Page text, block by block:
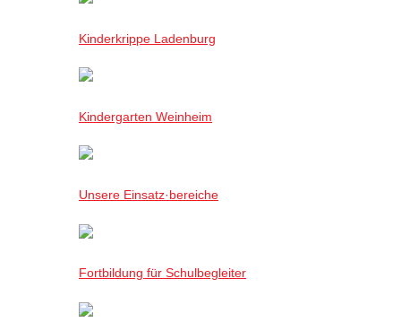
Kinderkrippe Ladenburg
Kindergarten Weinheim
Unsere Einsatz·bereiche
Fortbildung für Schulbegleiter